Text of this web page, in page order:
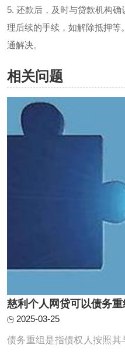
5. 还款后，及时与贷款机构
理后续的手续，如解除抵押等
通解决。
相关问题
慈利个人网贷可以债务重
2025-03-25
债务重组是指债权人按照